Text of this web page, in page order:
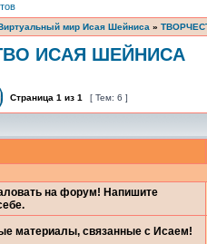
мир Исая Шейниса »
ИСАЯ ШЕЙНИСА
Страница 1 из 1 [ Тем: 6 ]
на форум! Напишите
материалы, связанные с Исаем!